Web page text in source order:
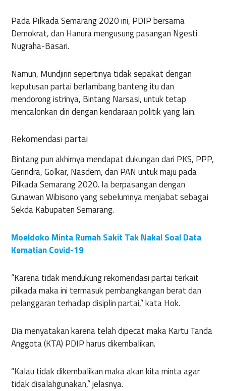
Pada Pilkada Semarang 2020 ini, PDIP bersama
Demokrat, dan Hanura mengusung pasangan Ngesti
Nugraha-Basari.
Namun, Mundjirin sepertinya tidak sepakat dengan
keputusan partai berlambang banteng itu dan
mendorong istrinya, Bintang Narsasi, untuk tetap
mencalonkan diri dengan kendaraan politik yang lain.
Rekomendasi partai
Bintang pun akhirnya mendapat dukungan dari PKS, PPP,
Gerindra, Golkar, Nasdem, dan PAN untuk maju pada
Pilkada Semarang 2020. Ia berpasangan dengan
Gunawan Wibisono yang sebelumnya menjabat sebagai
Sekda Kabupaten Semarang.
Moeldoko Minta Rumah Sakit Tak Nakal Soal Data
Kematian Covid-19
“Karena tidak mendukung rekomendasi partai terkait
pilkada maka ini termasuk pembangkangan berat dan
pelanggaran terhadap disiplin partai,” kata Hok.
Dia menyatakan karena telah dipecat maka Kartu Tanda
Anggota (KTA) PDIP harus dikembalikan.
“Kalau tidak dikembalikan maka akan kita minta agar
tidak disalahgunakan,” jelasnya.